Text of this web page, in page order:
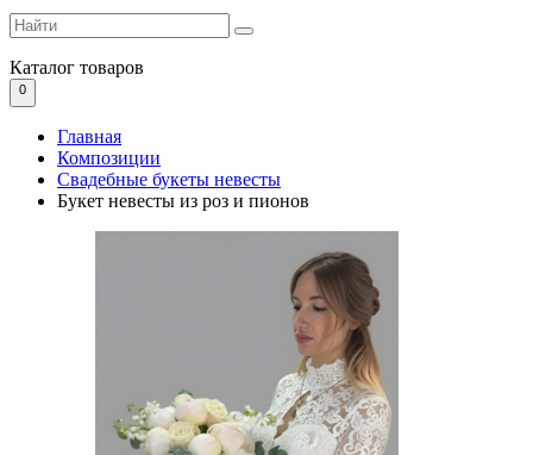
Каталог товаров
0
Главная
Композиции
Свадебные букеты невесты
Букет невесты из роз и пионов